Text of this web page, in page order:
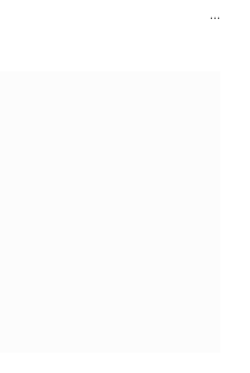
…